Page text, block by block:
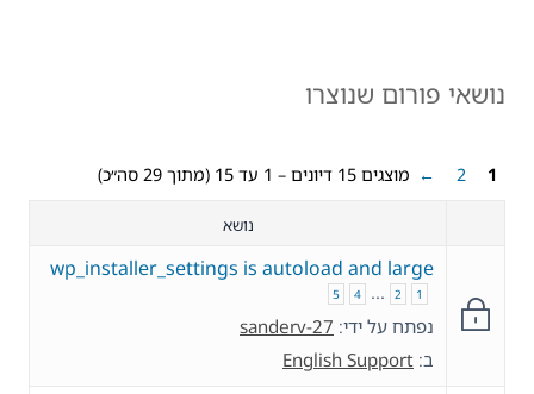
נושאי פורום שנוצרו
מוצגים 15 דיונים – 1 עד 15 (מתוך 29 סה״כ) 1
2
←
נושא
wp_installer_settings is autoload and large
1
2
…
4
5
נפתח על ידי: sanderv-27
ב: English Support